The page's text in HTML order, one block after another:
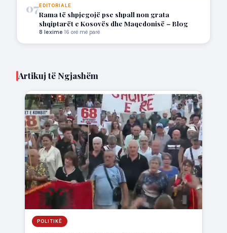
07EDITORIALE
Rama të shpjegojë pse shpall non grata
shqiptarët e Kosovës dhe Maqedonisë – Blog
8 lexime·16 orë më parë
Artikuj të Ngjashëm
POLITIKË